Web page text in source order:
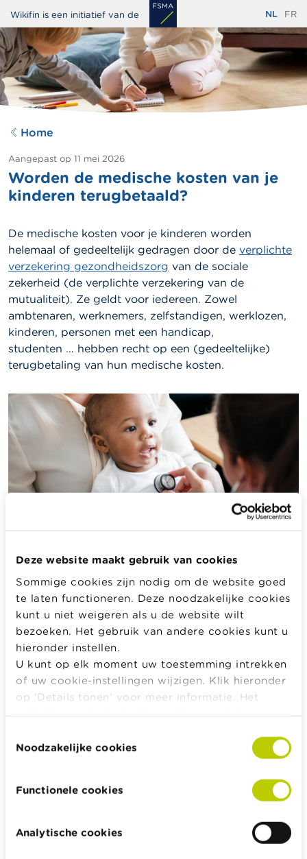
Deze website maakt gebruik van cookies
Sommige cookies zijn nodig om de website goed
te laten functioneren. Deze noodzakelijke cookies
kunt u niet weigeren als u de website wilt
bezoeken. Het gebruik van andere cookies kunt u
hieronder instellen.
U kunt op elk moment uw toestemming intrekken
of uw cookie-instellingen wijzigen. Klik hieronder
op ‘Details tonen’ voor meer informatie. Het
volledige cookiebeleid kan uhier raadplegen.
Noodzakelijke cookies
Functionele cookies
Analytische cookies
Overslaan
en
naar
de
inhoud
gaan
Wikifin is een initiatief van de NL FR
Home
Aangepast op 11 mei 2026
Worden de medische kosten van je
kinderen terugbetaald?
De medische kosten voor je kinderen worden
helemaal of gedeeltelijk gedragen door de verplichte
verzekering gezondheidszorg van de sociale
zekerheid (de verplichte verzekering van de
mutualiteit). Ze geldt voor iedereen. Zowel
ambtenaren, werknemers, zelfstandigen, werklozen,
kinderen, personen met een handicap,
studenten … hebben recht op een (gedeeltelijke)
terugbetaling van hun medische kosten.
Meer info
Checklist kindje erbij
meerderjarig wordt?